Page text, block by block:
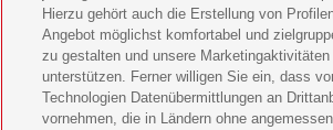
Brigitte Geschenkabo verschenken
GEOlino Geschenkabo verschenken
Stern Crime Geschenkabo verschenken
Hierzu gehört auch die Erstellung von
Angebot möglichst komfortabel und
zu gestalten und unsere Marketingaktivitäten
unterstützen. Ferner willigen Sie ein, dass
Technologien Datenübermittlungen an
vornehmen, die in Ländern ohne